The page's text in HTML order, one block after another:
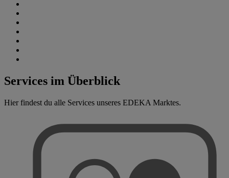
Services im Überblick
Hier findest du alle Services unseres EDEKA Marktes.